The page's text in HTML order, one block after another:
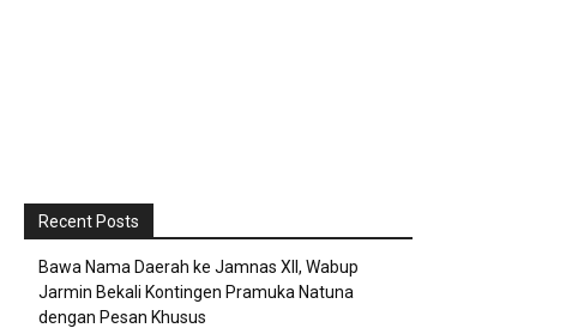
Recent Posts
Bawa Nama Daerah ke Jamnas XII, Wabup
Jarmin Bekali Kontingen Pramuka Natuna
dengan Pesan Khusus